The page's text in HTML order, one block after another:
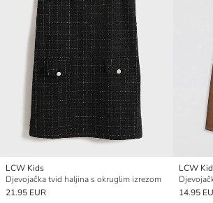
LCW Kids
Djevojačka tvid haljina s okruglim izrezom
21.95 EUR
LCW
14.95